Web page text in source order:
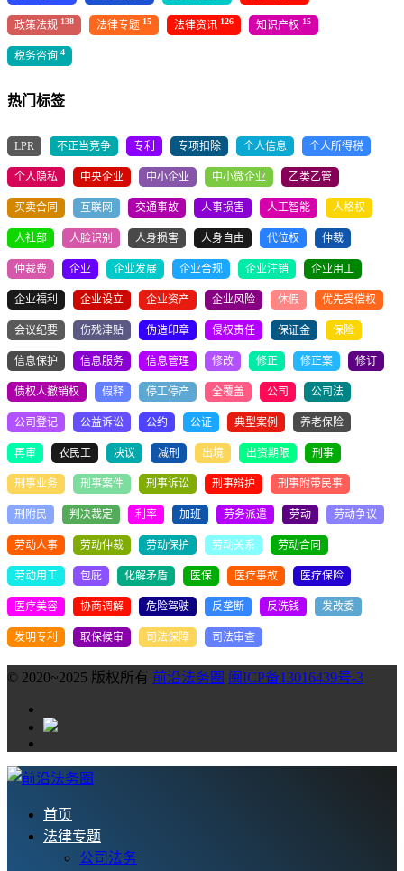
政策法规 138 法律专题 15 法律资讯 126 知识产权 15
税务咨询 4
热门标签
LPR 不正当竞争 专利 专项扣除 个人信息 个人所得税
个人隐私 中央企业 中小企业 中小微企业 乙类乙管
买卖合同 互联网 交通事故 人事损害 人工智能 人格权
人社部 人脸识别 人身损害 人身自由 代位权 仲裁
仲裁费 企业 企业发展 企业合规 企业注销 企业用工
企业福利 企业设立 企业资产 企业风险 休假 优先受偿权
会议纪要 伤残津贴 伪造印章 侵权责任 保证金 保险
信息保护 信息服务 信息管理 修改 修正 修正案 修订
债权人撤销权 假释 停工停产 全覆盖 公司 公司法
公司登记 公益诉讼 公约 公证 典型案例 养老保险
再审 农民工 决议 减刑 出境 出资期限 刑事
刑事业务 刑事案件 刑事诉讼 刑事辩护 刑事附带民事
刑附民 判决裁定 利率 加班 劳务派遣 劳动 劳动争议
劳动人事 劳动仲裁 劳动保护 劳动关系 劳动合同
劳动用工 包庇 化解矛盾 医保 医疗事故 医疗保险
医疗美容 协商调解 危险驾驶 反垄断 反洗钱 发改委
发明专利 取保候审 司法保障 司法审查
© 2020~2025 版权所有 前沿法务圈 闽ICP备13016439号-3
首页
法律专题
公司法务